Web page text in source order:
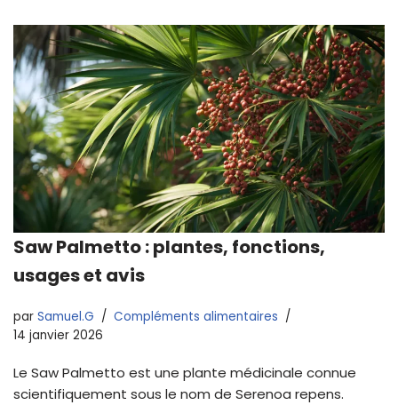
Saw Palmetto : plantes, fonctions,
usages et avis
par Samuel.G
Compléments alimentaires
14 janvier 2026
Le Saw Palmetto est une plante médicinale connue
scientifiquement sous le nom de Serenoa repens.